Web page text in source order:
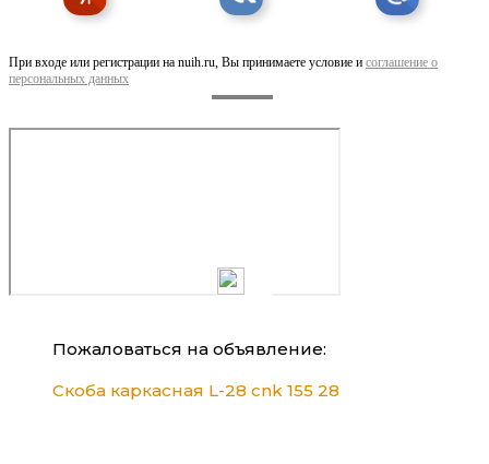
При входе или регистрации на nuih.ru, Вы принимаете условие и соглашение о
персональных данных
Пожаловаться на объявление:
Скоба каркасная L-28 cnk 155 28